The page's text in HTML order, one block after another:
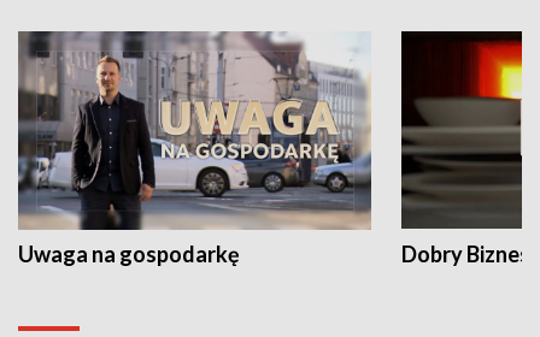
Uwaga na gospodarkę Dobry Biznes